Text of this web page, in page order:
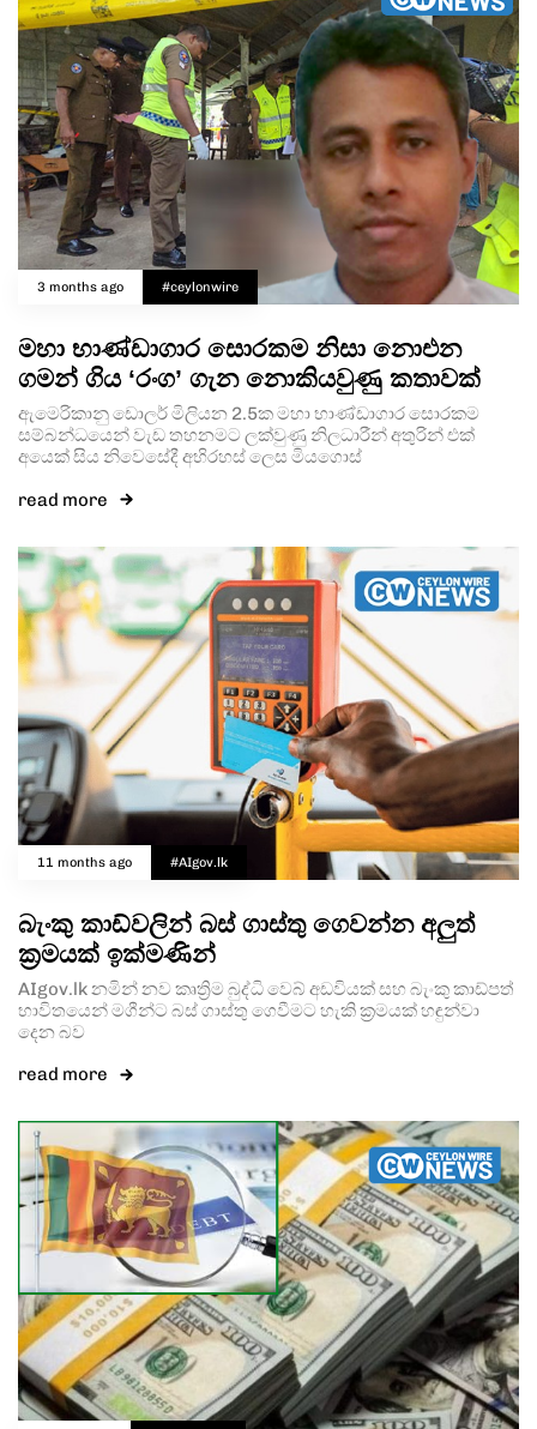
3 months ago #ceylonwire
මහා භාණ්ඩාගාර සොරකම නිසා නොඑන
ගමන් ගිය ‘රංග’ ගැන නොකියවුණු කතාවක්
ඇමෙරිකානු ඩොලර් මිලියන 2.5ක මහා භාණ්ඩාගාර සොරකම
සම්බන්ධයෙන් වැඩ තහනමට ලක්වුණු නිලධාරීන් අතුරින් එක්
අයෙක් සිය නිවෙසේදී අභිරහස් ලෙස මියගොස්
read more
11 months ago #AIgov.lk
බැංකු කාඩ්වලින් බස් ගාස්තු ගෙවන්න අලුත්
ක්‍රමයක් ඉක්මණින්
AIgov.lk නමින් නව කෘත්‍රිම බුද්ධි වෙබ් අඩවියක් සහ බැංකු කාඩ්පත්
භාවිතයෙන් මගීන්ට බස් ගාස්තු ගෙවීමට හැකි ක්‍රමයක් හඳුන්වා
දෙන බව
read more